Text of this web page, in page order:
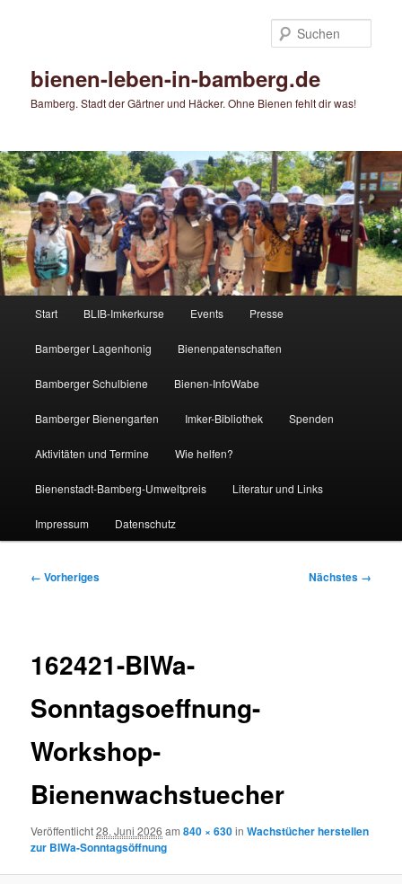
bienen-leben-in-bamberg.de
Bamberg. Stadt der Gärtner und Häcker. Ohne Bienen fehlt dir was!
Start BLIB-Imkerkurse Events Presse
Bamberger Lagenhonig Bienenpatenschaften
Bamberger Schulbiene Bienen-InfoWabe
Bamberger Bienengarten Imker-Bibliothek Spenden
Aktivitäten und Termine Wie helfen?
Bienenstadt-Bamberg-Umweltpreis Literatur und Links
Impressum Datenschutz
Bilder-
← Vorheriges Nächstes →
162421-BIWa-
Sonntagsoeffnung-
Workshop-
Bienenwachstuecher
Veröffentlicht28. Juni 2026 am840 × 630inWachstücher herstellen
zur BIWa-Sonntagsöffnung